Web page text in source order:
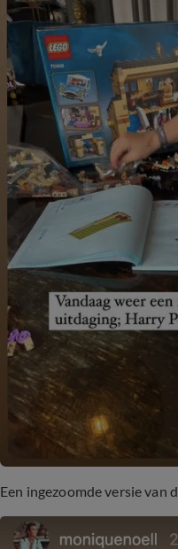
Een ingezoomde versie van